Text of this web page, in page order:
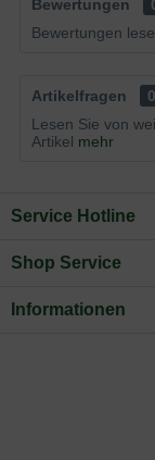
Bewertungen
Bewertungen
Artikelfragen
0
Lesen Sie von
Artikel mehr
Service Hotline
Shop Service
Informationen